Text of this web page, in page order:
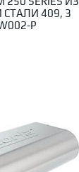
409, 3
P